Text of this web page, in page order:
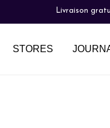
Livraison
STORES